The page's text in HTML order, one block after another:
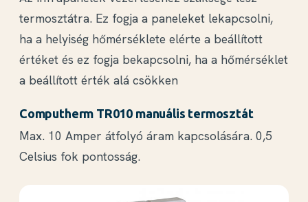
termosztátra. Ez fogja a paneleket lekapcsolni,
ha a helyiség hőmérséklete elérte a beállított
értéket és ez fogja bekapcsolni, ha a hőmérséklet
a beállított érték alá csökken
Computherm TR010 manuális termosztát
Max. 10 Amper átfolyó áram kapcsolására. 0,5
Celsius fok pontosság.